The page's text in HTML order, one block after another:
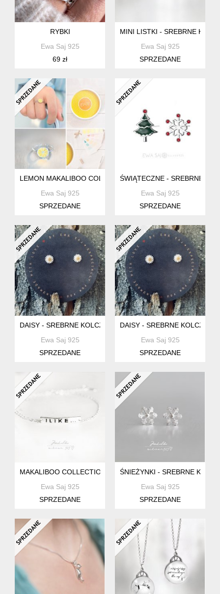
RYBKI
Ewa Saj 925
69 zł
MINI LISTKI - SREBRNE
Ewa Saj 925
SPRZEDANE
LEMON MAKALIBOO COLLECTION, SREBRO 925+BOX
Ewa Saj 925
SPRZEDANE
ŚWIĄTECZNE - SREBRNE
Ewa Saj 925
SPRZEDANE
DAISY - SREBRNE KOLCZYKI + BOX
Ewa Saj 925
SPRZEDANE
DAISY - SREBRNE KOLCZYKI
Ewa Saj 925
SPRZEDANE
MAKALIBOO COLLECTION BRANSOLETKA I LIKE - SREBRO
Ewa Saj 925
SPRZEDANE
ŚNIEŻYNKI - SREBRNE
Ewa Saj 925
SPRZEDANE